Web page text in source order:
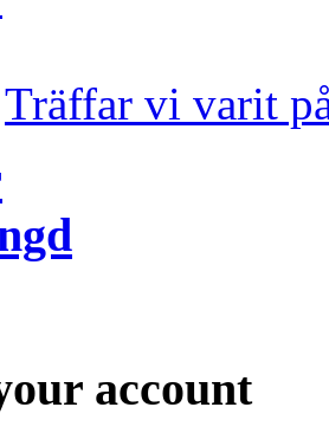
Träffar vi varit
account